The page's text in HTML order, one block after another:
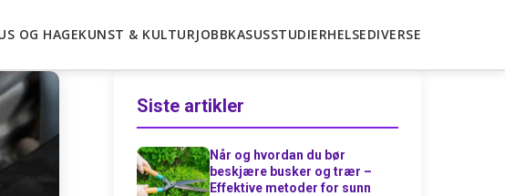
OG HAGEKUNST & KULTURJOBBKASUSSTUDIERHELSEDIVERSE
Siste artikler
Når og hvordan du bør
beskjære busker og trær –
Effektive metoder for sunn